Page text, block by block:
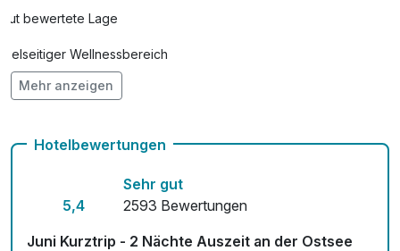
pro Person (25 Minuten)
Sektfrühstück im Restaurant (pro Person /
Tag)
pro Person
Gut bewertete Lage
Vielseitiger Wellnessbereich
Adults only
Fahrradverleih
Kostenloses W-LAN
Mehr anzeigen
Hotelbewertungen
5,4
Sehr gut
2593 Bewertungen
Juni Kurztrip - 2 Nächte Auszeit an der Ostsee